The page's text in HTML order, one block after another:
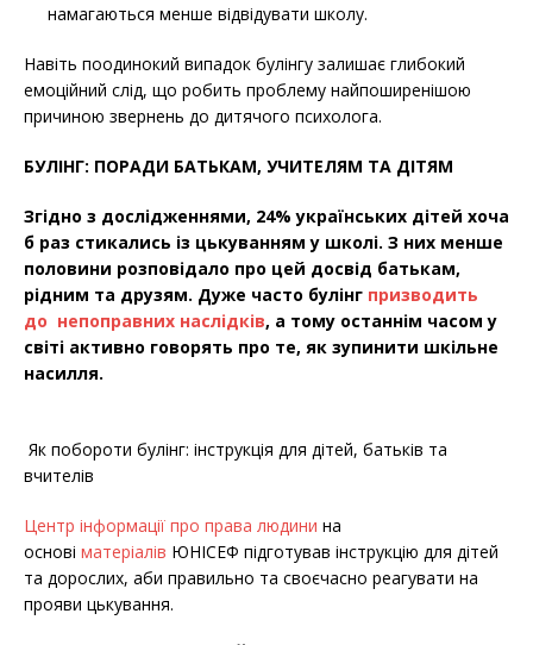
намагаються менше відвідувати школу.
Навіть поодинокий випадок булінгу залишає глибокий
емоційний слід, що робить проблему найпоширенішою
причиною звернень до дитячого психолога.
БУЛІНГ: ПОРАДИ БАТЬКАМ, УЧИТЕЛЯМ ТА ДІТЯМ
Згідно з дослідженнями, 24% українських дітей хоча
б раз стикались із цькуванням у школі. З них менше
половини розповідало про цей досвід батькам,
рідним та друзям. Дуже часто булінг призводить
до непоправних наслідків, а тому останнім часом у
світі активно говорять про те, як зупинити шкільне
насилля.
Як побороти булінг: інструкція для дітей, батьків та
вчителів
Центр інформації про права людини на
основі матеріалів ЮНІСЕФ підготував інструкцію для дітей
та дорослих, аби правильно та своєчасно реагувати на
прояви цькування.